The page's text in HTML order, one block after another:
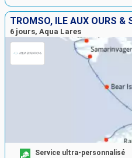
TROMSO, ÎLE AUX OURS &
6 jours, Aqua Lares
Service ultra-personnalisé